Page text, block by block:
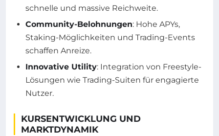
schnelle und massive Reichweite.
Community-Belohnungen: Hohe APYs,
Staking-Möglichkeiten und Trading-Events
schaffen Anreize.
Innovative Utility: Integration von Freestyle-
Lösungen wie Trading-Suiten für engagierte
Nutzer.
KURSENTWICKLUNG UND
MARKTDYNAMIK